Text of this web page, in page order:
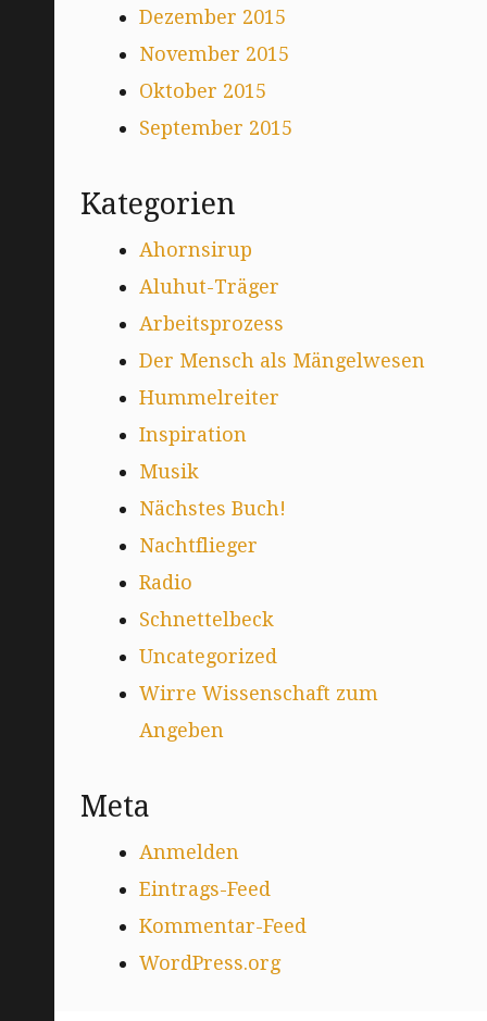
Dezember 2015
November 2015
Oktober 2015
September 2015
Kategorien
Ahornsirup
Aluhut-Träger
Arbeitsprozess
Der Mensch als Mängelwesen
Hummelreiter
Inspiration
Musik
Nächstes Buch!
Nachtflieger
Radio
Schnettelbeck
Uncategorized
Wirre Wissenschaft zum
Angeben
Meta
Anmelden
Eintrags-Feed
Kommentar-Feed
WordPress.org